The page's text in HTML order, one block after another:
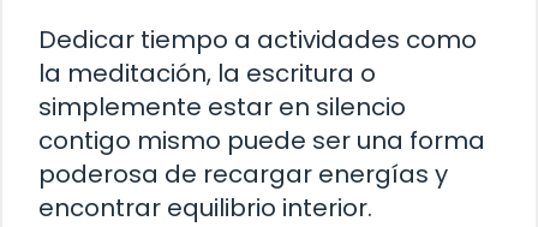
Dedicar tiempo a actividades como
la meditación, la escritura o
simplemente estar en silencio
contigo mismo puede ser una forma
poderosa de recargar energías y
encontrar equilibrio interior.